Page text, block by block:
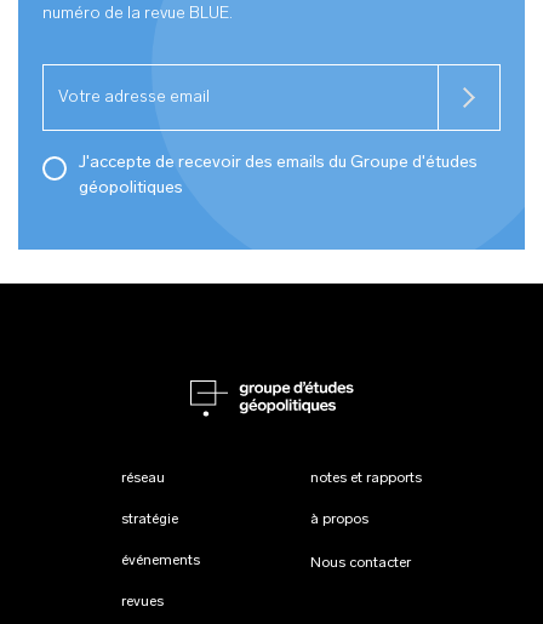
numéro de la revue BLUE.
J'accepte de recevoir des emails du Groupe d'études
géopolitiques
réseau
stratégie
événements
revues
notes et rapports
à propos
Nous contacter